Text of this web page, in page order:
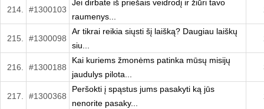
214. #1300103
Jei dirbate iš priešais veidrodį ir žiūri tavo
raumenys...
215. #1300098
Ar tikrai reikia siųsti šį laišką? Daugiau laiškų
siu...
216. #1300188
Kai kuriems žmonėms patinka mūsų misijų
jaudulys pilota...
217. #1300368
Peršokti į spąstus jums pasakyti ką jūs
nenorite pasaky...